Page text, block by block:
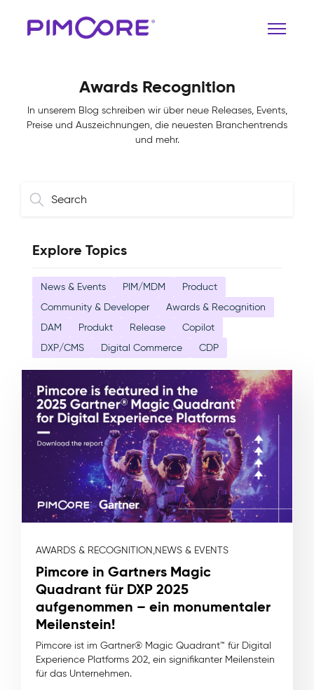
Awards Recognition
In unserem Blog schreiben wir über neue Releases, Events,
Preise und Auszeichnungen, die neuesten Branchentrends
und mehr.
Explore Topics
News & Events PIM/MDM
Product
Community & Developer
Awards & Recognition
DAM
Produkt Release
Copilot
DXP/CMS
Digital Commerce CDP
AWARDS & RECOGNITION,NEWS & EVENTS
Pimcore in Gartners Magic
Quadrant für DXP 2025
aufgenommen – ein monumentaler
Meilenstein!
Pimcore ist im Gartner® Magic Quadrant™ für Digital
Experience Platforms 202, ein signifikanter Meilenstein
für das Unternehmen.